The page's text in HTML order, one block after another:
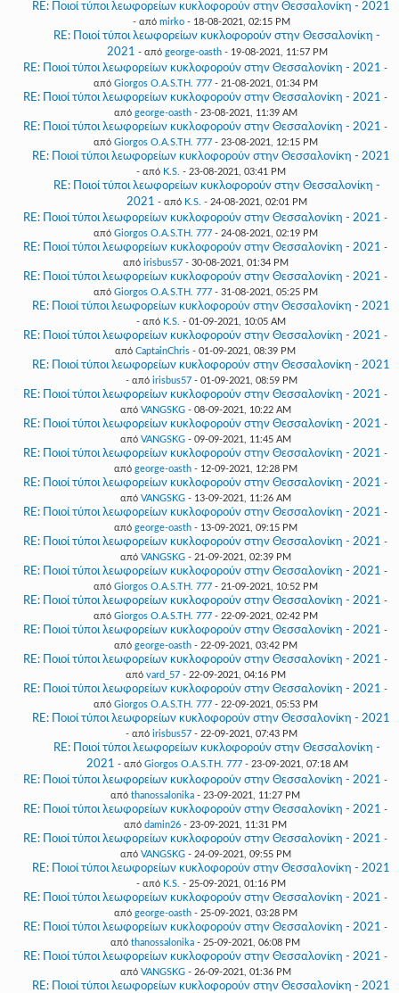
RE: Ποιοί τύποι λεωφορείων κυκλοφορούν στην Θεσσαλονίκη - 2021
- από mirko- 18-08-2021, 02:15 PM
RE: Ποιοί τύποι λεωφορείων κυκλοφορούν στην Θεσσαλονίκη -
2021 - από george-oasth- 19-08-2021, 11:57 PM
RE: Ποιοί τύποι λεωφορείων κυκλοφορούν στην Θεσσαλονίκη - 2021 -
από Giorgos O.A.S.TH. 777- 21-08-2021, 01:34 PM
RE: Ποιοί τύποι λεωφορείων κυκλοφορούν στην Θεσσαλονίκη - 2021 -
από george-oasth- 23-08-2021, 11:39 AM
RE: Ποιοί τύποι λεωφορείων κυκλοφορούν στην Θεσσαλονίκη - 2021 -
από Giorgos O.A.S.TH. 777- 23-08-2021, 12:15 PM
RE: Ποιοί τύποι λεωφορείων κυκλοφορούν στην Θεσσαλονίκη - 2021
- από K.S. - 23-08-2021, 03:41 PM
RE: Ποιοί τύποι λεωφορείων κυκλοφορούν στην Θεσσαλονίκη -
2021 - από K.S. - 24-08-2021, 02:01 PM
RE: Ποιοί τύποι λεωφορείων κυκλοφορούν στην Θεσσαλονίκη - 2021 -
από Giorgos O.A.S.TH. 777- 24-08-2021, 02:19 PM
RE: Ποιοί τύποι λεωφορείων κυκλοφορούν στην Θεσσαλονίκη - 2021 -
από irisbus57- 30-08-2021, 01:34 PM
RE: Ποιοί τύποι λεωφορείων κυκλοφορούν στην Θεσσαλονίκη - 2021 -
από Giorgos O.A.S.TH. 777- 31-08-2021, 05:25 PM
RE: Ποιοί τύποι λεωφορείων κυκλοφορούν στην Θεσσαλονίκη - 2021
- από K.S. - 01-09-2021, 10:05 AM
RE: Ποιοί τύποι λεωφορείων κυκλοφορούν στην Θεσσαλονίκη - 2021 -
από CaptainChris - 01-09-2021, 08:39 PM
RE: Ποιοί τύποι λεωφορείων κυκλοφορούν στην Θεσσαλονίκη - 2021
- από irisbus57- 01-09-2021, 08:59 PM
RE: Ποιοί τύποι λεωφορείων κυκλοφορούν στην Θεσσαλονίκη - 2021 -
από VANGSKG- 08-09-2021, 10:22 AM
RE: Ποιοί τύποι λεωφορείων κυκλοφορούν στην Θεσσαλονίκη - 2021 -
από VANGSKG- 09-09-2021, 11:45 AM
RE: Ποιοί τύποι λεωφορείων κυκλοφορούν στην Θεσσαλονίκη - 2021 -
από george-oasth- 12-09-2021, 12:28 PM
RE: Ποιοί τύποι λεωφορείων κυκλοφορούν στην Θεσσαλονίκη - 2021 -
από VANGSKG- 13-09-2021, 11:26 AM
RE: Ποιοί τύποι λεωφορείων κυκλοφορούν στην Θεσσαλονίκη - 2021 -
από george-oasth- 13-09-2021, 09:15 PM
RE: Ποιοί τύποι λεωφορείων κυκλοφορούν στην Θεσσαλονίκη - 2021 -
από VANGSKG- 21-09-2021, 02:39 PM
RE: Ποιοί τύποι λεωφορείων κυκλοφορούν στην Θεσσαλονίκη - 2021 -
από Giorgos O.A.S.TH. 777- 21-09-2021, 10:52 PM
RE: Ποιοί τύποι λεωφορείων κυκλοφορούν στην Θεσσαλονίκη - 2021 -
από Giorgos O.A.S.TH. 777- 22-09-2021, 02:42 PM
RE: Ποιοί τύποι λεωφορείων κυκλοφορούν στην Θεσσαλονίκη - 2021 -
από george-oasth- 22-09-2021, 03:42 PM
RE: Ποιοί τύποι λεωφορείων κυκλοφορούν στην Θεσσαλονίκη - 2021 -
από vard_57- 22-09-2021, 04:16 PM
RE: Ποιοί τύποι λεωφορείων κυκλοφορούν στην Θεσσαλονίκη - 2021 -
από Giorgos O.A.S.TH. 777- 22-09-2021, 05:53 PM
RE: Ποιοί τύποι λεωφορείων κυκλοφορούν στην Θεσσαλονίκη - 2021
- από irisbus57- 22-09-2021, 07:43 PM
RE: Ποιοί τύποι λεωφορείων κυκλοφορούν στην Θεσσαλονίκη -
2021 - από Giorgos O.A.S.TH. 777- 23-09-2021, 07:18 AM
RE: Ποιοί τύποι λεωφορείων κυκλοφορούν στην Θεσσαλονίκη - 2021 -
από thanossalonika - 23-09-2021, 11:27 PM
RE: Ποιοί τύποι λεωφορείων κυκλοφορούν στην Θεσσαλονίκη - 2021 -
από damin26 - 23-09-2021, 11:31 PM
RE: Ποιοί τύποι λεωφορείων κυκλοφορούν στην Θεσσαλονίκη - 2021 -
από VANGSKG- 24-09-2021, 09:55 PM
RE: Ποιοί τύποι λεωφορείων κυκλοφορούν στην Θεσσαλονίκη - 2021
- από K.S. - 25-09-2021, 01:16 PM
RE: Ποιοί τύποι λεωφορείων κυκλοφορούν στην Θεσσαλονίκη - 2021 -
από george-oasth- 25-09-2021, 03:28 PM
RE: Ποιοί τύποι λεωφορείων κυκλοφορούν στην Θεσσαλονίκη - 2021 -
από thanossalonika - 25-09-2021, 06:08 PM
RE: Ποιοί τύποι λεωφορείων κυκλοφορούν στην Θεσσαλονίκη - 2021 -
από VANGSKG- 26-09-2021, 01:36 PM
RE: Ποιοί τύποι λεωφορείων κυκλοφορούν στην Θεσσαλονίκη - 2021